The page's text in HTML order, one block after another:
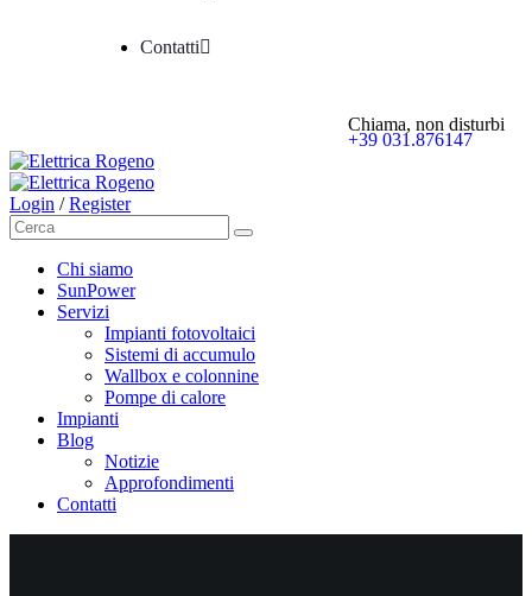
Contatti
Chiama, non disturbi
+39 031.876147
Login / Register
Chi siamo
SunPower
Servizi
Impianti fotovoltaici
Sistemi di accumulo
Wallbox e colonnine
Pompe di calore
Impianti
Blog
Notizie
Approfondimenti
Contatti